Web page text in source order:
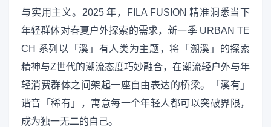
与实用主义。2025 年，FILA FUSION 精准洞悉当下
年轻群体对春夏户外探索的需求，新一季 URBAN TE
CH 系列以「溪」有人类为主题，将「溯溪」的探索
精神与Z世代的潮流态度巧妙融合，在潮流轻户外与年
轻消费群体之间架起一座自由表达的桥梁。「溪有」
谐音「稀有」，寓意每一个年轻人都可以突破界限，
成为独一无二的自己。